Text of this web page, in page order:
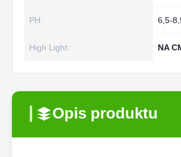
PH: 6,5-
High Light: NA
Opis produktu